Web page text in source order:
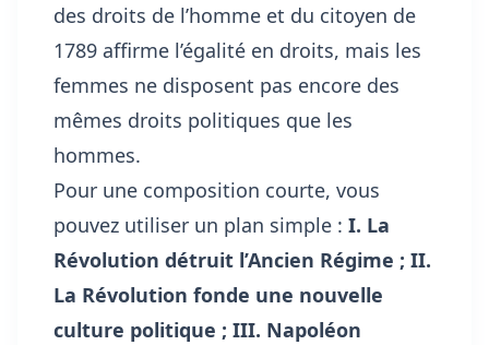
des droits de l’homme et du citoyen de
1789 affirme l’égalité en droits, mais les
femmes ne disposent pas encore des
mêmes droits politiques que les
hommes.
Pour une composition courte, vous
pouvez utiliser un plan simple : I. La
Révolution détruit l’Ancien Régime ; II.
La Révolution fonde une nouvelle
culture politique ; III. Napoléon